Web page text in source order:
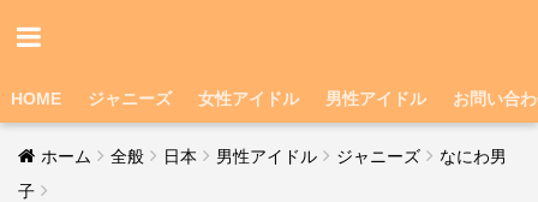
HOME ジャニーズ 女性アイドル 男性アイドル お問い合
ホーム 全般 日本 男性アイドル ジャニーズ
なにわ男
子